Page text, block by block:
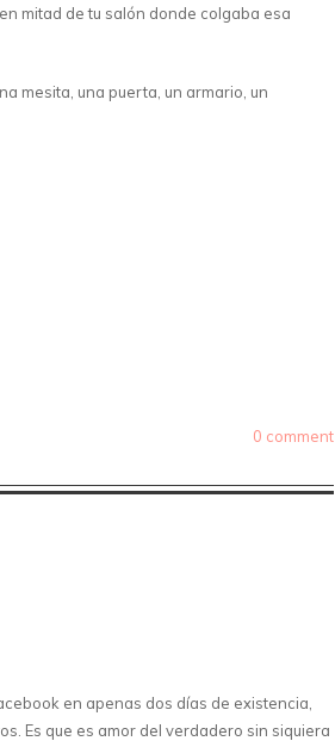
mitad de tu salón donde colgaba esa
mesita, una puerta, un armario, un
0 comment
en apenas dos días de existencia,
Es que es amor del verdadero sin siquiera